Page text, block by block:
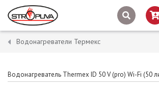
Водонагреватели Термекс
Водонагреватель Thermex ID 50 V (pro) Wi-Fi (50